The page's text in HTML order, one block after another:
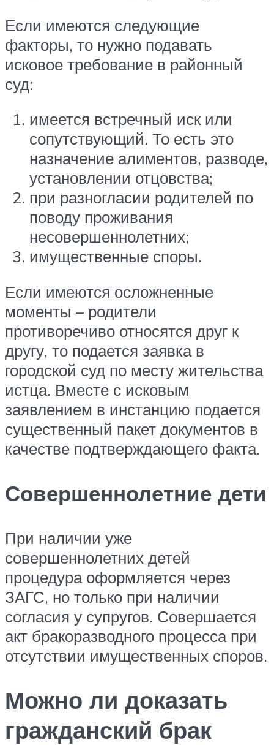
Если имеются следующие
факторы, то нужно подавать
исковое требование в районный
суд:
имеется встречный иск или
сопутствующий. То есть это
назначение алиментов, разводе,
установлении отцовства;
при разногласии родителей по
поводу проживания
несовершеннолетних;
имущественные споры.
Если имеются осложненные
моменты – родители
противоречиво относятся друг к
другу, то подается заявка в
городской суд по месту жительства
истца. Вместе с исковым
заявлением в инстанцию подается
существенный пакет документов в
качестве подтверждающего факта.
Совершеннолетние дети
При наличии уже
совершеннолетних детей
процедура оформляется через
ЗАГС, но только при наличии
согласия у супругов. Совершается
акт бракоразводного процесса при
отсутствии имущественных споров.
Можно ли доказать
гражданский брак